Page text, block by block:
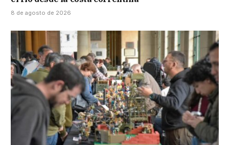
8 de agosto de 2026